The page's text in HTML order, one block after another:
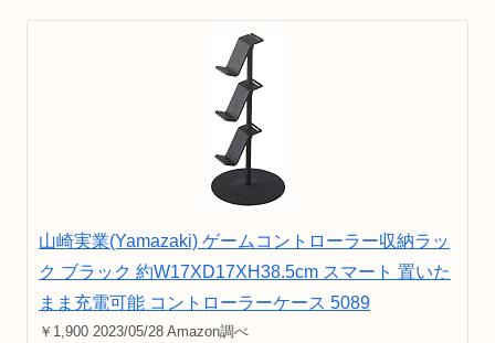
山崎実業(Yamazaki) ゲームコントローラー収納ラッ
ク ブラック 約W17XD17XH38.5cm スマート 置いた
まま充電可能 コントローラーケース 5089
￥1,900 2023/05/28 Amazon調べ